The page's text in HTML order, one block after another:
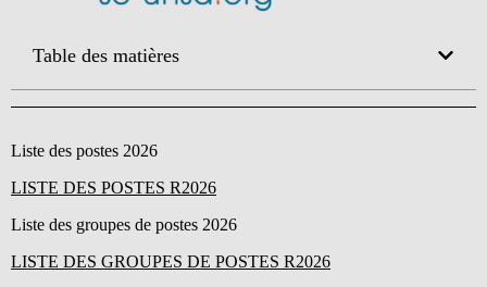
Table des matières
Liste des postes 2026
LISTE DES POSTES R2026
Liste des groupes de postes 2026
LISTE DES GROUPES DE POSTES R2026